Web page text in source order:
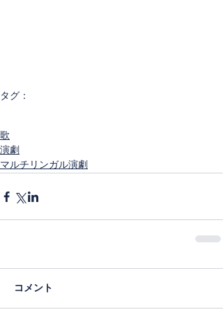
タグ：
歌
演劇
マルチリンガル演劇
コメント